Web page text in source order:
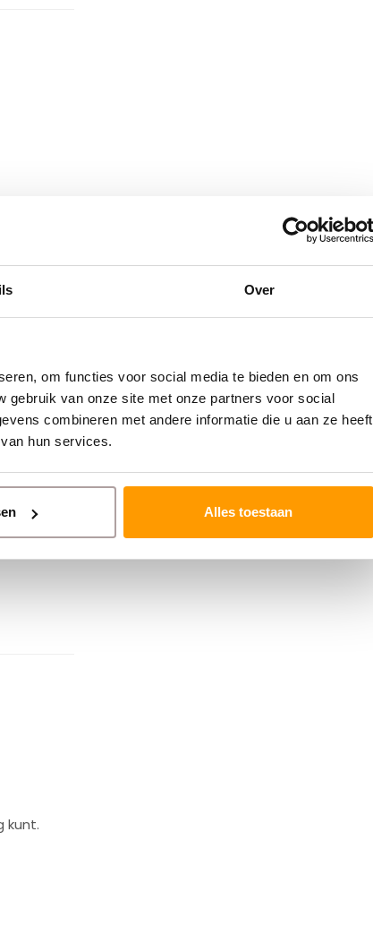
Over
om functies voor social media te bieden en om ons
gebruik van onze site met onze partners voor social
combineren met andere informatie die u aan ze heeft
hun services.
Alles toestaan
kunt.